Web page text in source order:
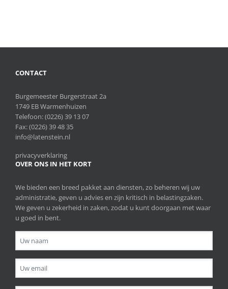
CONTACT
Burgemeester Burgerstraat 2a
1749 EB Warmenhuizen
Telefoon:(0226) 39 13 07
Fax: (0226) 39 48 35
info@latenstein.nl
privacyverklaring
OVER ONS IN HET KORT
We bieden een breed pakket aan diensten, zo beheren wij uw
administratie, geven u advies en zijn kritisch in belastingzaken.
We geven u zekerheid in zaken, zodat u kunt doorgaan met waar
u goed in bent.